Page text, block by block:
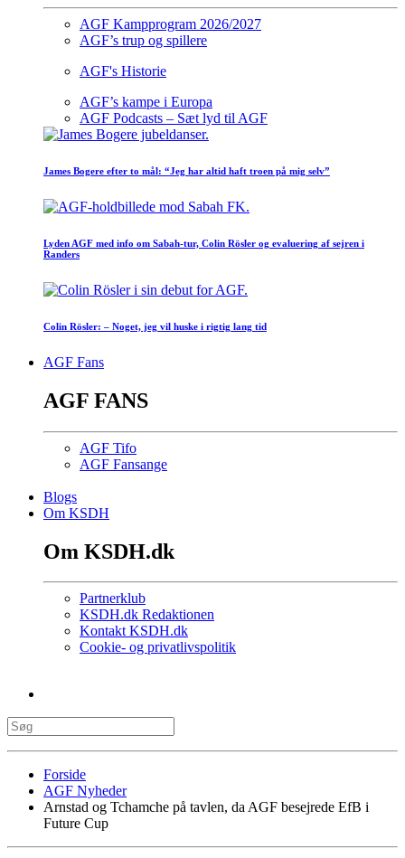
AGF Kampprogram 2026/2027
AGF’s trup og spillere
AGF's Historie
AGF’s kampe i Europa
AGF Podcasts – Sæt lyd til AGF
James Bogere efter to mål: “Jeg har altid haft troen på mig selv”
Lyden AGF med info om Sabah-tur, Colin Rösler og evaluering af sejren i
Randers
Colin Rösler: – Noget, jeg vil huske i rigtig lang tid
AGF Fans
AGF FANS
AGF Tifo
AGF Fansange
Blogs
Om KSDH
Om KSDH.dk
Partnerklub
KSDH.dk Redaktionen
Kontakt KSDH.dk
Cookie- og privatlivspolitik
Forside
AGF Nyheder
Arnstad og Tchamche på tavlen, da AGF besejrede EfB i
Future Cup